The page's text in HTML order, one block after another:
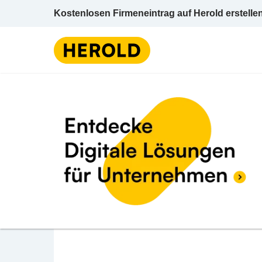
Kostenlosen Firmeneintrag auf Herold
Kunststoffbe- u -
BEWERTUNG ABGEBEN
Hubertus Goller
Donaustraße 110 3400 Klosterneuburg
Kunststoffbe- u -verarbeitung